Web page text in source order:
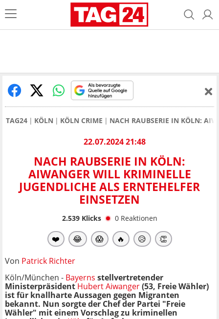
TAG24 KÖLN KÖLN CRIME NACH RAUBSERIE IN KÖLN:
22.07.2024 21:48
NACH RAUBSERIE IN KÖLN:
AIWANGER WILL KRIMINELLE
JUGENDLICHE ALS ERNTEHELFER
EINSETZEN
2.539Klicks 0 Reaktionen
❤️ 😂 😱 🔥 😥 👏
Von Patrick Richter
Köln/München - Bayerns stellvertretender
Ministerpräsident Hubert Aiwanger(53, Freie Wähler)
ist für knallharte Aussagen gegen Migranten
bekannt. Nun sorgte der Chef der Partei "Freie
Wähler" mit einem Vorschlag zu kriminellen